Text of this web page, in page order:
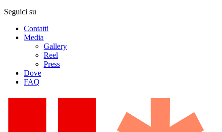
Seguici su
Contatti
Media
Gallery
Reel
Press
Dove
FAQ